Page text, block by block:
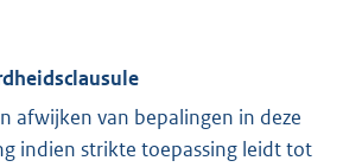
afwijken van bepalingen in deze
indien strikte toepassing leidt tot